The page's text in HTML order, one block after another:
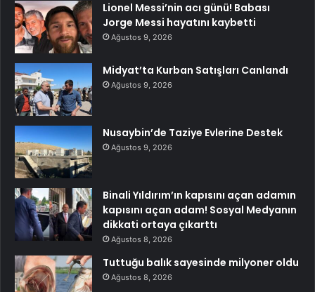
Lionel Messi’nin acı günü! Babası
Jorge Messi hayatını kaybetti
Ağustos 9, 2026
Midyat’ta Kurban Satışları Canlandı
Ağustos 9, 2026
Nusaybin’de Taziye Evlerine Destek
Ağustos 9, 2026
Binali Yıldırım’ın kapısını açan adamın
kapısını açan adam! Sosyal Medyanın
dikkati ortaya çıkarttı
Ağustos 8, 2026
Tuttuğu balık sayesinde milyoner oldu
Ağustos 8, 2026